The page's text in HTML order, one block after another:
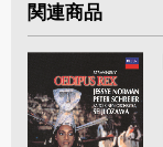
関連商品